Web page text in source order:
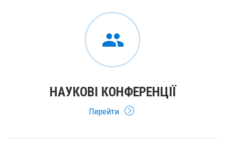
НАУКОВІ КОНФЕРЕНЦІЇ
Перейти